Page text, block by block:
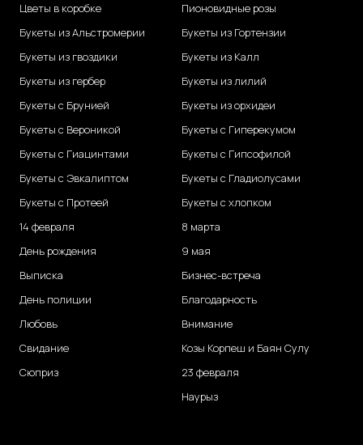
Цветы в коробке
Букеты из Альстромерии
Букеты из гвоздики
Букеты из гербер
Букеты с Брунией
Букеты с Вероникой
Букеты с Гиацинтами
Букеты с Эвкалиптом
Букеты с Протеей
14 февраля
День рождения
Выписка
День полиции
Любовь
Свидание
Сюприз
Пионовидные розы
Букеты из Гортензии
Букеты из Калл
Букеты из лилий
Букеты из орхидеи
Букеты с Гиперекумом
Букеты с Гипсофилой
Букеты с Гладиолусами
Букеты с хлопком
8 марта
9 мая
Бизнес-встреча
Благодарность
Внимание
Козы Корпеш и Баян Сулу
23 февраля
Наурыз